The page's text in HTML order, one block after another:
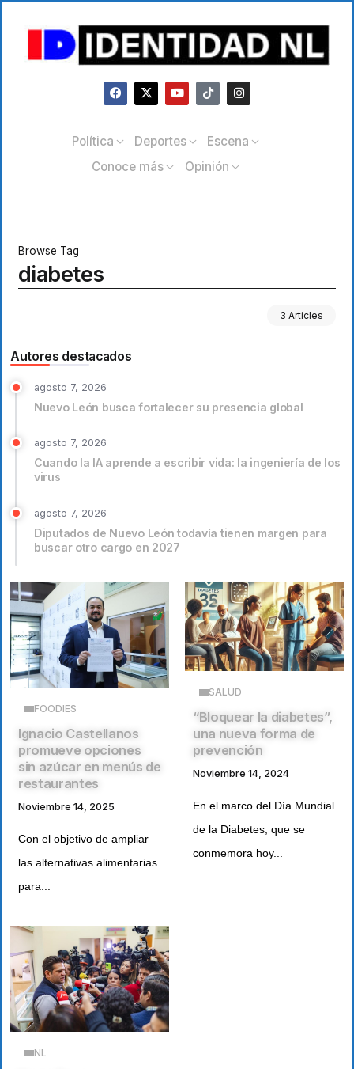
Política Deportes
Escena
Conoce más
Opinión
Browse Tag
diabetes
3 Articles
Autores destacados
agosto 7, 2026
Nuevo León busca fortalecer su presencia global
agosto 7, 2026
Cuando la IA aprende a escribir vida: la ingeniería de los
virus
agosto 7, 2026
Diputados de Nuevo León todavía tienen margen para
buscar otro cargo en 2027
FOODIES
Ignacio Castellanos
promueve opciones
sin azúcar en menús de
restaurantes
Noviembre 14, 2025
Con el objetivo de ampliar
las alternativas alimentarias
para...
SALUD
“Bloquear la diabetes”,
una nueva forma de
prevención
Noviembre 14, 2024
En el marco del Día Mundial
de la Diabetes, que se
conmemora hoy...
NL